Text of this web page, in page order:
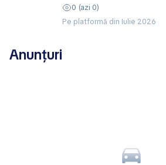
0 (azi 0)
Pe platformă din Iulie 2026
Anunțuri